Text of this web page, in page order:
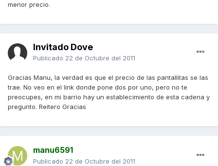
menor precio.
Invitado Dove
Publicado 22 de Octubre del 2011
Gracias Manu, la verdad es que el precio de las pantallitas se las
trae. No veo en el link donde pone dos por uno, pero no te
preocupes, en mi barrio hay un establecimiento de esta cadena y
pregunto. Reitero Gracias
manu6591
Publicado 22 de Octubre del 2011